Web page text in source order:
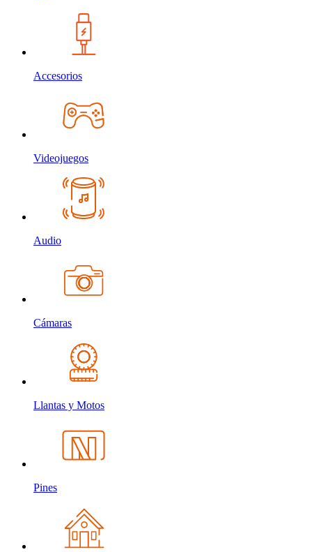
Accesorios
Videojuegos
Audio
Cámaras
Llantas y Motos
Pines